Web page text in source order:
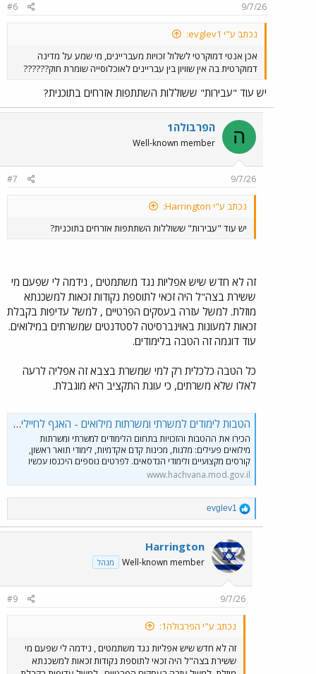
9/7/26
#6
נכתב ע"י evglev1:
אכן אנטי דמוקרטי לשלול זכויות מעבריינים, מי שמע על מדינה
דמוקרטית בה אין שוויון בין עבריינים לאוכלוסייה שומרת חוק??????
יש עוד "עבירות" ששוללות השתתפות אזרחים בתוכנית?
ה הפרבולה1
Well-known member
9/7/26
#7
נכתב ע"י Harrington:
יש עוד "עבירות" ששוללות השתתפות אזרחים בתוכנית?
זה לא חדש שיש אפליות נגד משתמטים , נידמה לי שפעם מי
ששירת בצה"ל היה זכאי לתוספת נקודות זכאות למשכנתא
מוזלת. למשל עזרה בעסקים הפרטיים , למשל עדיפות בקבלת
זכאות למעונות באוינברסיטה לסטדנטים שמשרתים במילואים.
עוד דוגמה זה הטבה בלימודים.
כל הטבה כלכלית רק למי שמשרת בצבא זה אפליה לרעה
לאלו שלא משרתים, כי עוגת התקציב היא מוגבלת.
הטבות לימודים למשרתי ומשרתות מילואים - האגף לחיילים משוחררים ומילואים
הכירו את ההטבות והזכויות בתחום הלימודים למשרתי ומשרתות
מילואים פעילים: מלגות, מכינות קדם אקדמיות, לימודי תואר ראשון,
קורסים מקצועיים ולימודי הנדסאים. לפרטים נוספים היכנסו עכשיו
www.hachvana.mod.gov.il
R
e
a
c
t
i
o
n
s
evglev1
Harrington
Well-known member מנהל
9/7/26
#9
נכתב ע"י הפרבולה1:
זה לא חדש שיש אפליות נגד משתמטים , נידמה לי שפעם מי
ששירת בצה"ל היה זכאי לתוספת נקודות זכאות למשכנתא